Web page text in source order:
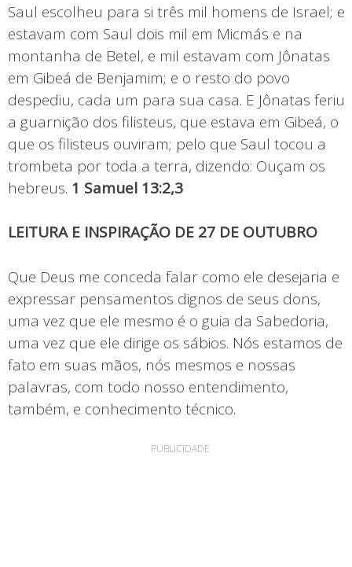
Saul escolheu para si três mil homens de Israel; e
estavam com Saul dois mil em Micmás e na
montanha de Betel, e mil estavam com Jônatas
em Gibeá de Benjamim; e o resto do povo
despediu, cada um para sua casa. E Jônatas feriu
a guarnição dos filisteus, que estava em Gibeá, o
que os filisteus ouviram; pelo que Saul tocou a
trombeta por toda a terra, dizendo: Ouçam os
hebreus. 1 Samuel 13:2,3
LEITURA E INSPIRAÇÃO DE 27 DE OUTUBRO
Que Deus me conceda falar como ele desejaria e
expressar pensamentos dignos de seus dons,
uma vez que ele mesmo é o guia da Sabedoria,
uma vez que ele dirige os sábios. Nós estamos de
fato em suas mãos, nós mesmos e nossas
palavras, com todo nosso entendimento,
também, e conhecimento técnico.
PUBLICIDADE